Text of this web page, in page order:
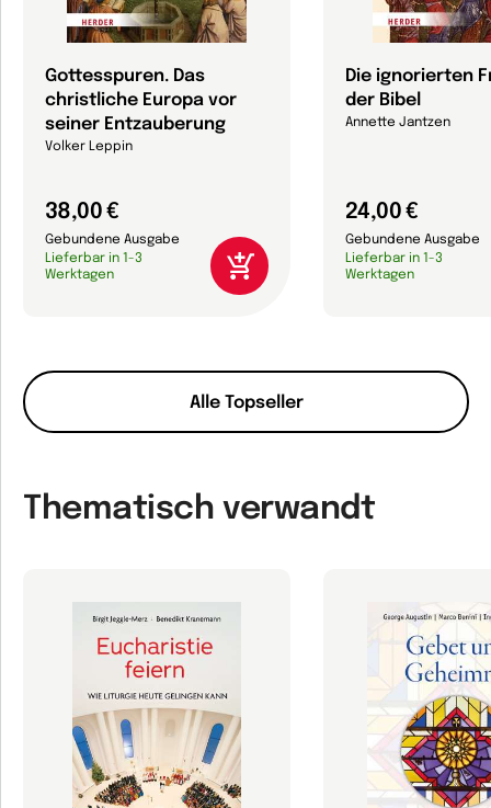
Alle Topseller
Gottesspuren. Das
christliche Europa vor
seiner Entzauberung
Volker Leppin
38,00 €
Gebundene Ausgabe
Lieferbar in 1-3
Werktagen
Die ignorierten
der Bibel
Annette Jantzen
24,00 €
Gebundene Ausgabe
Lieferbar in 1-3
Werktagen
Thematisch verwandt